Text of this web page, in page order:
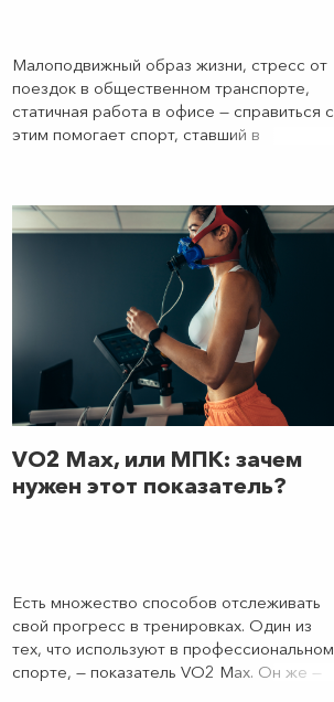
Малоподвижный образ жизни, стресс от
поездок в общественном транспорте,
статичная работа в офисе — справиться с
этим помогает спорт, ставший в
позиции по отношению к своему
здоровью.
VO2 Max, или МПК: зачем
нужен этот показатель?
Есть множество способов отслеживать
свой прогресс в тренировках. Один из
тех, что используют в профессиональном
спорте, — показатель VO2 Max. Он же —